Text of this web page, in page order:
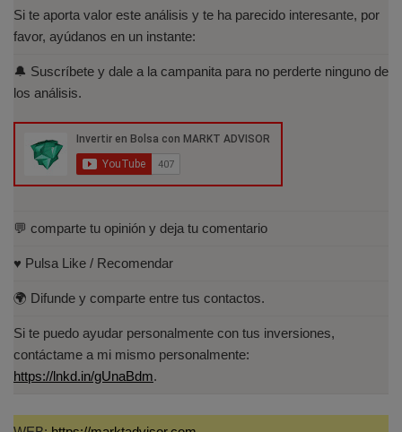
asesoramiento financiero (MIFID II):
https://www.cnmv.es/portal/Titulos-
Licenciado en Informática por la Universidad
Politécnica de Madrid(UPM)
Si te aporta valor este análisis y te ha parecido interesante, por
favor, ayúdanos en un instante:
🔔 Suscríbete y dale a la campanita para no perderte ninguno de
los análisis.
💬 comparte tu opinión y deja tu comentario
♥️ Pulsa Like / Recomendar
🌍 Difunde y comparte entre tus contactos.
Si te puedo ayudar personalmente con tus inversiones,
contáctame a mi mismo personalmente:
https://lnkd.in/gUnaBdm.